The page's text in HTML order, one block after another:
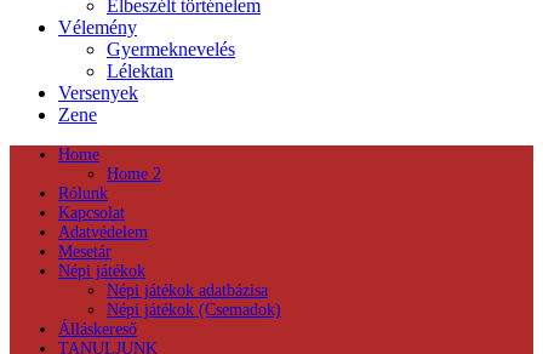
Elbeszélt történelem
Vélemény
Gyermeknevelés
Lélektan
Versenyek
Zene
Home
Home 2
Rólunk
Kapcsolat
Adatvédelem
Mesetár
Népi játékok
Népi játékok adatbázisa
Népi játékok (Csemadok)
Álláskereső
TANULJUNK